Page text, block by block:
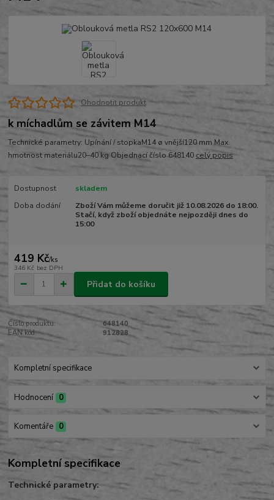
Ohodnotit produkt
k míchadlům se závitem M14
Technické parametry: Upínání / stopkaM14 ø vnější120 mm Max.
hmotnost materiálu20–40 kg Objednací číslo 648140 celý popis
Dostupnost
skladem
Doba dodání
Zboží Vám můžeme doručit již 10.08.2026 do 18:00.
Stačí, když zboží objednáte nejpozději dnes do
15:00
419 Kč/ks
346 Kč bez DPH
Přidat do košíku
Číslo produktu:
648140
EAN kód:
912828
Kompletní specifikace
Hodnocení 0
Komentáře 0
Kompletní specifikace
Technické parametry: